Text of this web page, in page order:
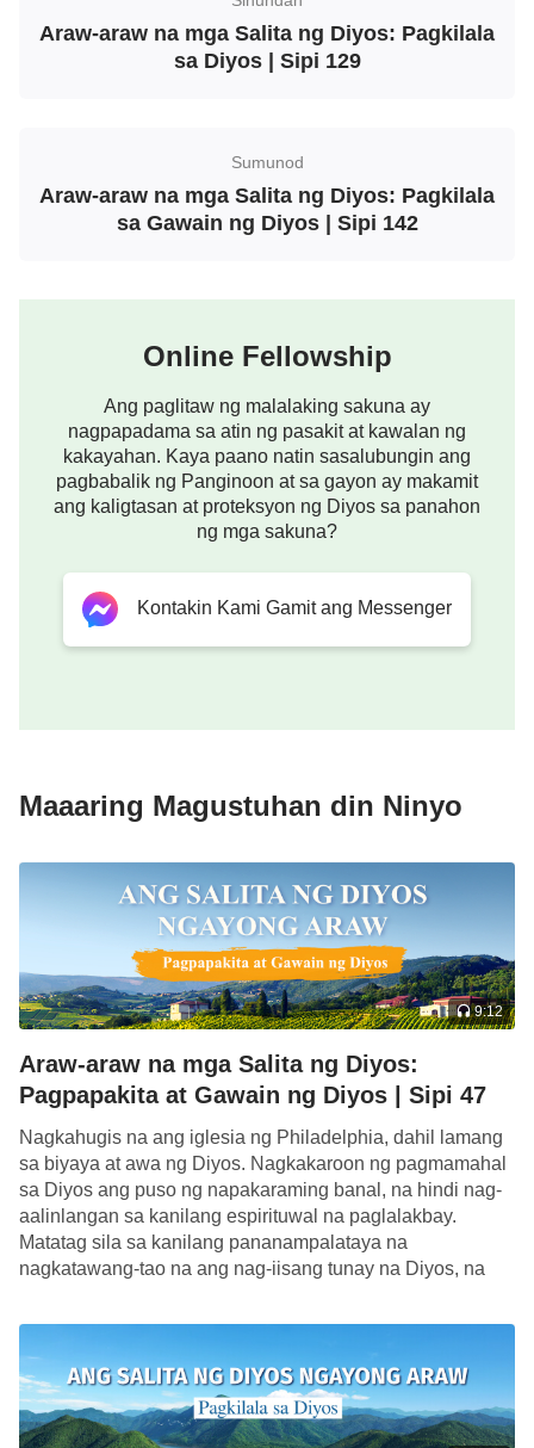
Araw-araw na mga Salita ng Diyos: Pagkilala
sa Diyos | Sipi 129
Sumunod
Araw-araw na mga Salita ng Diyos: Pagkilala
sa Gawain ng Diyos | Sipi 142
Online Fellowship
Ang paglitaw ng malalaking sakuna ay
nagpapadama sa atin ng pasakit at kawalan ng
kakayahan. Kaya paano natin sasalubungin ang
pagbabalik ng Panginoon at sa gayon ay makamit
ang kaligtasan at proteksyon ng Diyos sa panahon
ng mga sakuna?
Kontakin Kami Gamit ang Messenger
Maaaring Magustuhan din Ninyo
9:12
Araw-araw na mga Salita ng Diyos:
Pagpapakita at Gawain ng Diyos | Sipi 47
Nagkahugis na ang iglesia ng Philadelphia, dahil lamang
sa biyaya at awa ng Diyos. Nagkakaroon ng pagmamahal
sa Diyos ang puso ng napakaraming banal, na hindi nag-
aalinlangan sa kanilang espirituwal na paglalakbay.
Matatag sila sa kanilang pananampalataya na
nagkatawang-tao na ang nag-iisang tunay na Diyos, na